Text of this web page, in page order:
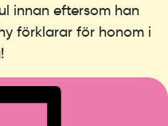
innan eftersom han
förklarar för honom i